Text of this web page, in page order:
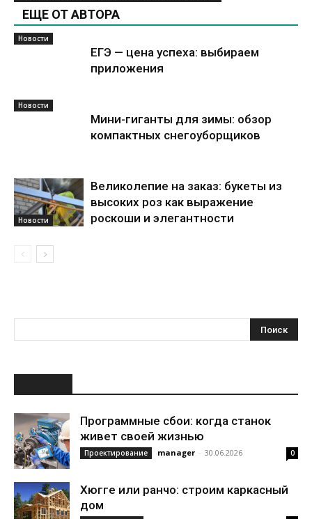
ЕЩЕ ОТ АВТОРА
Новости
ЕГЭ — цена успеха: выбираем
приложения
Новости
Мини-гиганты для зимы: обзор
компактных снегоуборщиков
Новости
Великолепие на заказ: букеты из
высоких роз как выражение
роскоши и элегантности
Программные сбои: когда станок
живет своей жизнью
Проектирование manager - 30.06.2026 0
Хюгге или ранчо: строим каркасный
дом